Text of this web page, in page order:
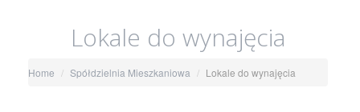
Lokale do wynajęcia
Home Spółdzielnia Mieszkaniowa Lokale do wynajęcia